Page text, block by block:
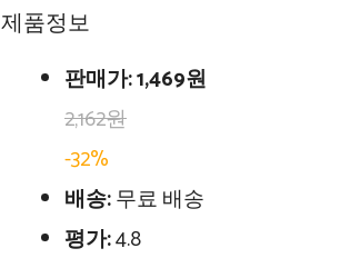
제품정보
판매가:1,469원
2,162원
-32%
배송:무료 배송
평가:4.8